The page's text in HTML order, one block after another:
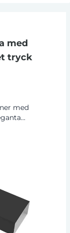
med
tryck
med
jobb.
QUINK
med en